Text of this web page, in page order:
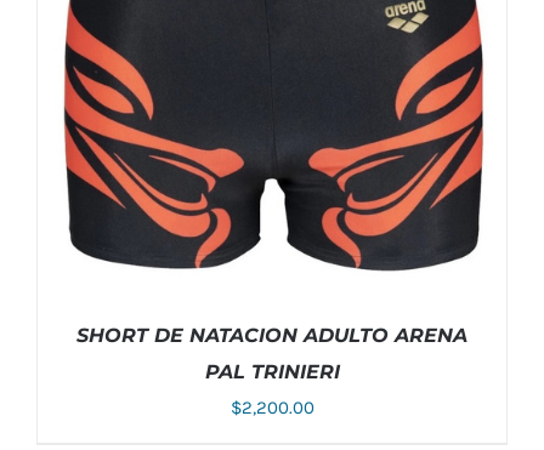
SHORT DE NATACION ADULTO ARENA
PAL TRINIERI
$2,200.00